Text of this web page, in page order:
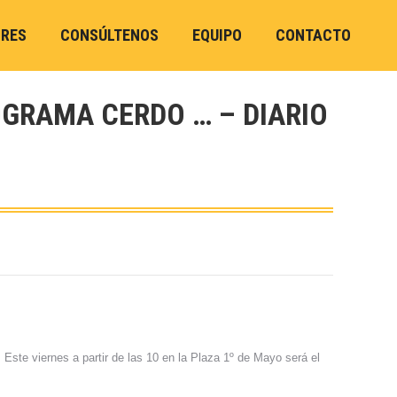
CONSÚLTENOS EQUIPO CONTACTO
CERDO … – DIARIO
viernes a partir de las 10 en la Plaza 1º de Mayo será el